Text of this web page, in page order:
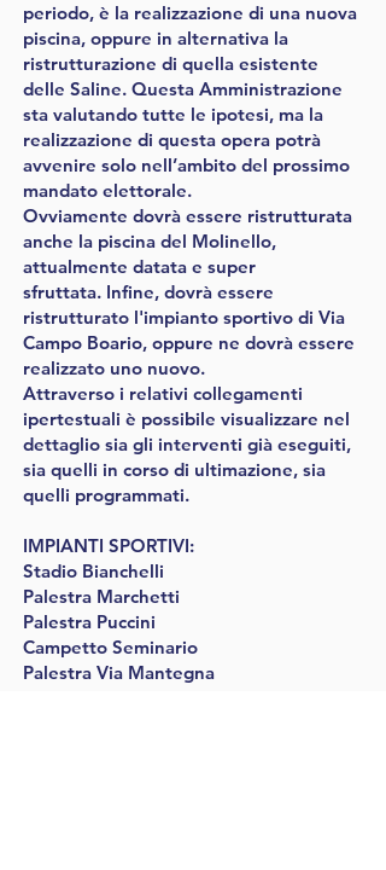
periodo, è la realizzazione di una nuova
piscina, oppure in alternativa la
ristrutturazione di quella esistente
delle Saline. Questa Amministrazione
sta valutando tutte le ipotesi, ma la
realizzazione di questa opera potrà
avvenire solo nell’ambito del prossimo
mandato elettorale.
Ovviamente dovrà essere ristrutturata
anche la piscina del Molinello,
attualmente datata e super
sfruttata. Infine, dovrà essere
ristrutturato l'impianto sportivo di Via
Campo Boario, oppure ne dovrà essere
realizzato uno nuovo.
Attraverso i relativi collegamenti
ipertestuali è possibile visualizzare nel
dettaglio sia gli interventi già eseguiti,
sia quelli in corso di ultimazione, sia
quelli programmati.
IMPIANTI SPORTIVI:
Stadio Bianchelli
Palestra Marchetti
Palestra Puccini
Campetto Seminario
Palestra Via Mantegna